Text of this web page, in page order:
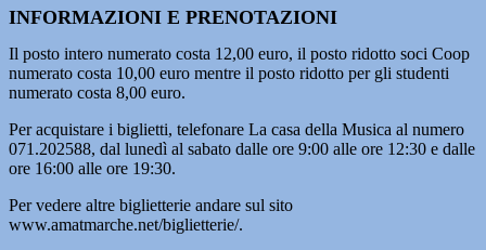
INFORMAZIONI E PRENOTAZIONI
Il posto intero numerato costa 12,00 euro, il posto ridotto soci Coop
numerato costa 10,00 euro mentre il posto ridotto per gli studenti
numerato costa 8,00 euro.
Per acquistare i biglietti, telefonare La casa della Musica al numero
071.202588, dal lunedì al sabato dalle ore 9:00 alle ore 12:30 e dalle
ore 16:00 alle ore 19:30.
Per vedere altre biglietterie andare sul sito
www.amatmarche.net/biglietterie/.